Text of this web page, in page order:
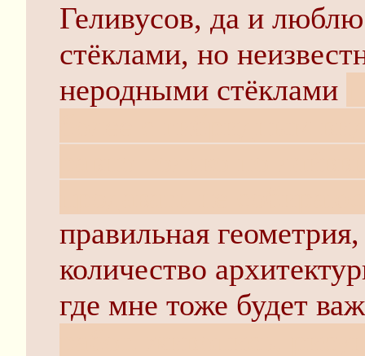
Геливусов, да и
стёклами, но
неродными стёклами
правильная
количество
где мне тоже будет